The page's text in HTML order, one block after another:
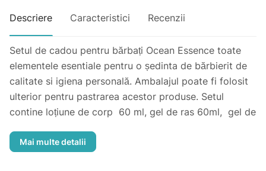
Descriere Caracteristici Recenzii
Setul de cadou pentru bărbați Ocean Essence toate
elementele esentiale pentru o ședinta de bărbierit de
calitate si igiena personală. Ambalajul poate fi folosit
ulterior pentru pastrarea acestor produse. Setul
contine loțiune de corp 60 ml, gel de ras 60ml, gel de